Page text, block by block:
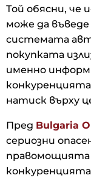
Той обясни,
може да
системата
покупката
именно
натиск върху
Пред Bulgaria
сериозни
правомощията